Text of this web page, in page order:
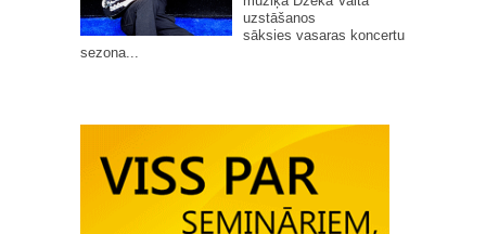
uzstāšanos
sāksies vasaras koncertu
sezona...